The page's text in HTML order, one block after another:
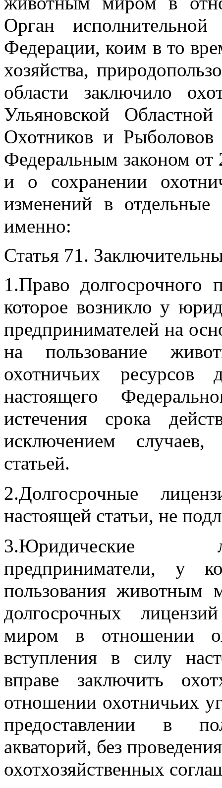
Орган
Федерации, коим в то
хозяйства,
области заключило
Ульяновской
Охотников и
Федеральным законом
и о сохранении
изменений в отдельные
именно:
Статья 71.
1.Право долгосрочного
которое возникло у
предпринимателей на
на пользование
охотничьих
настоящего
истечения срока
исключением случаев,
статьей.
2.Долгосрочные
настоящей статьи, не
3.Юридические
предприниматели, у
пользования животным
долгосрочных
миром в отношении
вступления в силу
вправе заключить
отношении охотничьих
предоставлении в
акваторий, без
охотхозяйственных